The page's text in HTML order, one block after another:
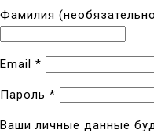
Фамилия
Email *
Пароль *
Ваши личные данные